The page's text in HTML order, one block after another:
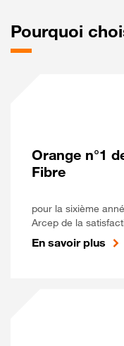
Pourquoi
Orange n°1
Fibre
pour la sixième
Arcep de la
En savoir plus